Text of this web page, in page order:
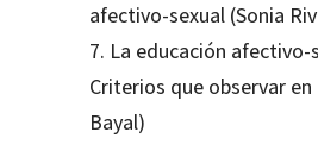
afectivo-sexual (Sonia
7. La educación
Criterios que observar
Bayal)